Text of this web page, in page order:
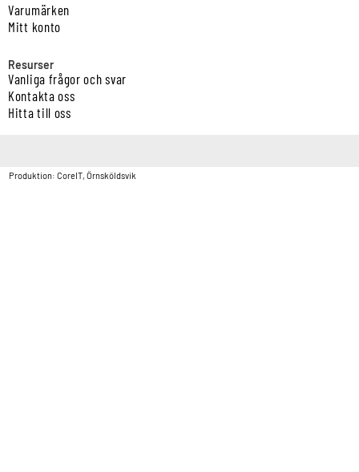
Varumärken
Mitt konto
Resurser
Vanliga frågor och svar
Kontakta oss
Hitta till oss
Produktion: CoreIT, Örnsköldsvik